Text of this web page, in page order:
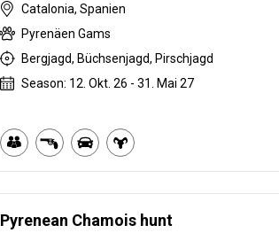
Catalonia, Spanien
Pyrenäen Gams
Bergjagd, Büchsenjagd, Pirschjagd
Season: 12. Okt. 26 - 31. Mai 27
Pyrenean Chamois hunt